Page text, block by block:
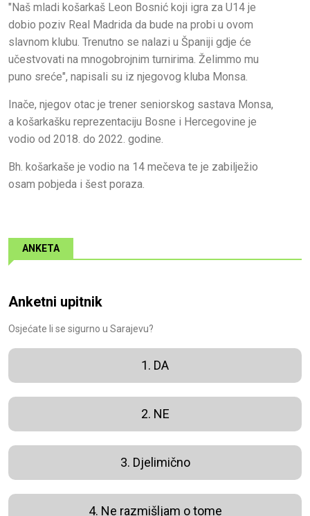
"Naš mladi košarkaš Leon Bosnić koji igra za U14 je
dobio poziv Real Madrida da bude na probi u ovom
slavnom klubu. Trenutno se nalazi u Španiji gdje će
učestvovati na mnogobrojnim turnirima. Želimmo mu
puno sreće", napisali su iz njegovog kluba Monsa.
Inače, njegov otac je trener seniorskog sastava Monsa,
a košarkašku reprezentaciju Bosne i Hercegovine je
vodio od 2018. do 2022. godine.
Bh. košarkaše je vodio na 14 mečeva te je zabilježio
osam pobjeda i šest poraza.
ANKETA
Anketni upitnik
Osjećate li se sigurno u Sarajevu?
1. DA
2. NE
3. Djelimično
4. Ne razmišljam o tome